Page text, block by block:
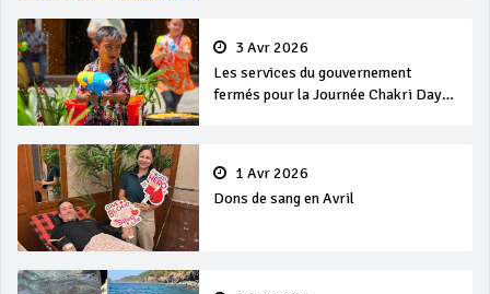
3 Avr 2026
Les services du gouvernement
fermés pour la Journée Chakri Day
1 Avr 2026
Dons de sang en Avril